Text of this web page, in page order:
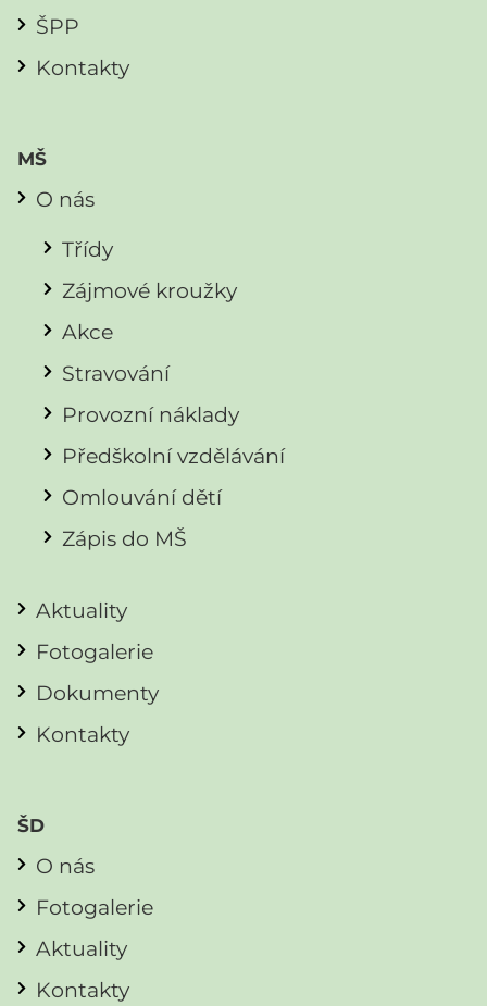
ŠPP
Kontakty
MŠ
O nás
Třídy
Zájmové kroužky
Akce
Stravování
Provozní náklady
Předškolní vzdělávání
Omlouvání dětí
Zápis do MŠ
Aktuality
Fotogalerie
Dokumenty
Kontakty
ŠD
O nás
Fotogalerie
Aktuality
Kontakty